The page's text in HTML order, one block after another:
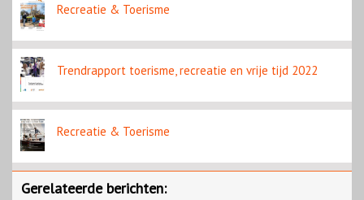
Recreatie & Toerisme
Trendrapport toerisme, recreatie en vrije tijd 2022
Recreatie & Toerisme
Gerelateerde berichten: